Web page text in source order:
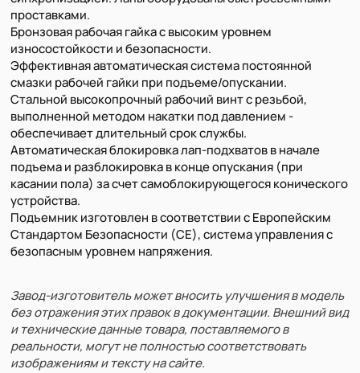
проставками.
Бронзовая рабочая гайка с высоким уровнем
износостойкости и безопасности.
Эффективная автоматическая система постоянной
смазки рабочей гайки при подъеме/опускании.
Стальной высокопрочный рабочий винт с резьбой,
выполненной методом накатки под давлением -
обеспечивает длительный срок службы.
Автоматическая блокировка лап-подхватов в начале
подъема и разблокировка в конце опускания (при
касании пола) за счет самоблокирующегося конического
устройства.
Подъемник изготовлен в соответствии с Европейским
Стандартом Безопасности (CE), система управления с
безопасным уровнем напряжения.
Завод-изготовитель может вносить улучшения в модель
без отражения этих правок в документации. Внешний вид
и технические данные товара, поставляемого в
реальности, могут не полностью соответствовать
изображениям и тексту на сайте.